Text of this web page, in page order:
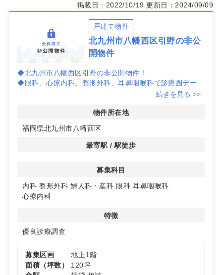
掲載日：2022/10/19 更新日：2024/09/09
戸建て物件
北九州市八幡西区引野の非公
開物件
◆北九州市八幡西区引野の非公開物件！
◆眼科、心療内科、整形外科、耳鼻咽喉科で診療圏データ
続きを見る >>
物件所在地
福岡県北九州市八幡西区
最寄駅 / 駅徒歩
募集科目
内科 整形外科 婦人科・産科 眼科 耳鼻咽喉科
心療内科
特徴
優良診療調査
募集区画
地上1階
面積（坪数）
120坪